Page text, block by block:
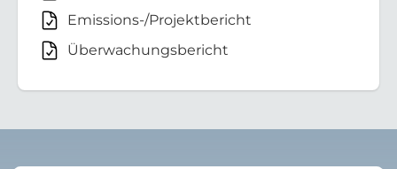
Emissions-/Projektbericht
Überwachungsbericht